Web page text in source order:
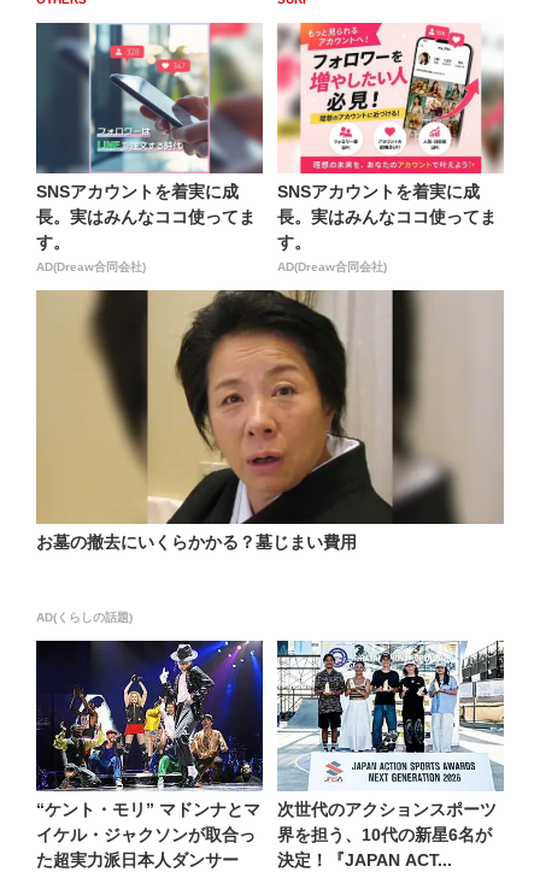
SNSアカウントを着実に成
長。実はみんなココ使ってま
す。
AD(Dreaw合同会社)
SNSアカウントを着実に成
長。実はみんなココ使ってま
す。
AD(Dreaw合同会社)
お墓の撤去にいくらかかる？墓じまい費用
AD(くらしの話題)
“ケント・モリ” マドンナとマ
イケル・ジャクソンが取合っ
た超実力派日本人ダンサー
次世代のアクションスポーツ
界を担う、10代の新星6名が
決定！『JAPAN ACT...